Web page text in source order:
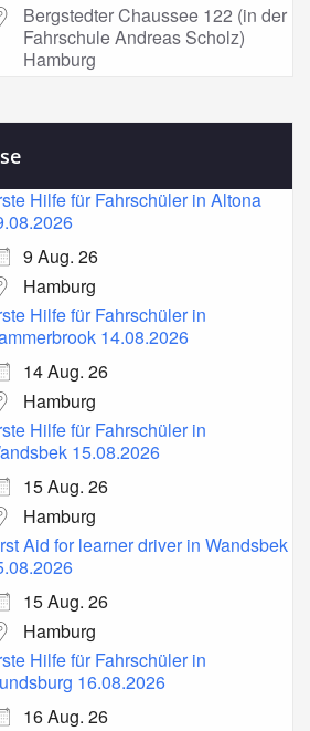
Bergstedter Chaussee 122 (in der
Fahrschule Andreas Scholz)
Hamburg
Hilfe für Fahrschüler in Altona
9 Aug. 26
Hamburg
Hilfe für Fahrschüler in
14.08.2026
14 Aug. 26
Hamburg
Hilfe für Fahrschüler in
15.08.2026
15 Aug. 26
Hamburg
Aid for learner driver in Wandsbek
15 Aug. 26
Hamburg
Hilfe für Fahrschüler in
16.08.2026
16 Aug. 26